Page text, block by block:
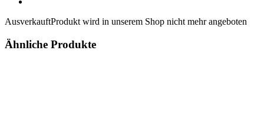
AusverkauftProdukt wird in unserem Shop nicht mehr angeboten
Ähnliche Produkte